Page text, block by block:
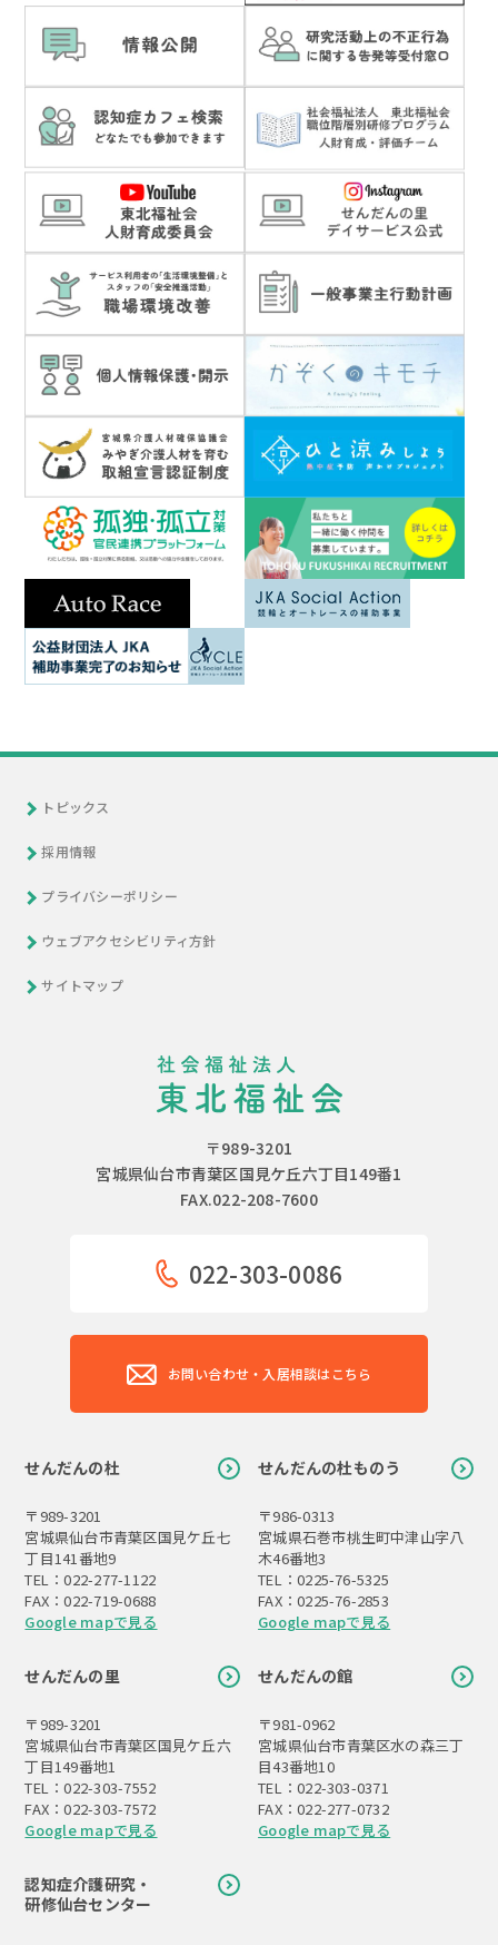
トピックス
採用情報
プライバシーポリシー
ウェブアクセシビリティ方針
サイトマップ
〒989-3201
宮城県仙台市青葉区国見ケ丘六丁目149番1
FAX.022-208-7600
022-303-0086
お問い合わせ・入居相談はこちら
せんだんの杜
〒989-3201
宮城県仙台市青葉区国見ケ丘七
丁目141番地9
TEL：022-277-1122
FAX：022-719-0688
Google mapで見る
せんだんの杜ものう
〒986-0313
宮城県石巻市桃生町中津山字八
木46番地3
TEL：0225-76-5325
FAX：0225-76-2853
Google mapで見る
せんだんの里
〒989-3201
宮城県仙台市青葉区国見ケ丘六
丁目149番地1
TEL：022-303-7552
FAX：022-303-7572
Google mapで見る
せんだんの館
〒981-0962
宮城県仙台市青葉区水の森三丁
目43番地10
TEL：022-303-0371
FAX：022-277-0732
Google mapで見る
認知症介護研究・
研修仙台センター